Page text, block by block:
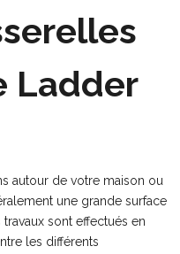
Ladder
autour de votre maison ou
une grande surface
sont effectués en
les différents